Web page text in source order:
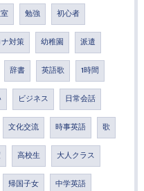
勉強 初心者
対策 幼稚園 派遣
辞書 英語歌 1時間
ビジネス 日常会話
文化交流 時事英語 歌
高校生 大人クラス
帰国子女 中学英語